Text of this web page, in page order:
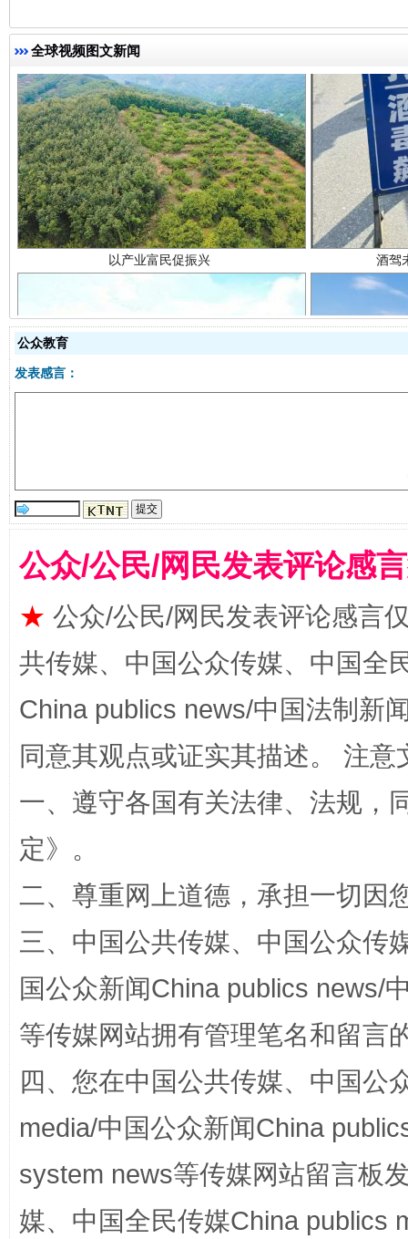
全球视频图文新闻
以产业富民促振兴 酒驾
事关残疾人未来5年
公众教育
发表感言：
公众/公民/网民发表评论感
★ 公众/公民/网民发表评论感言
共传媒、中国公众传媒、中国全
China publics news/中国法制新
同意其观点或证实其描述。 注
一、遵守各国有关法律、法规，
定》。
二、尊重网上道德，承担一切因
三、中国公共传媒、中国公众传
国公众新闻China publics news/
等传媒网站拥有管理笔名和留言
四、您在中国公共传媒、中国公
media/中国公众新闻China
system news等传媒网站留言板
媒、中国全民传媒China publics